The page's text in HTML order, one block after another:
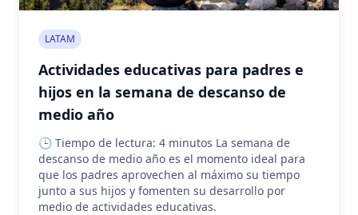
LATAM
Actividades educativas para padres e
hijos en la semana de descanso de
medio año
🕒 Tiempo de lectura: 4 minutos La semana de
descanso de medio año es el momento ideal para
que los padres aprovechen al máximo su tiempo
junto a sus hijos y fomenten su desarrollo por
medio de actividades educativas.